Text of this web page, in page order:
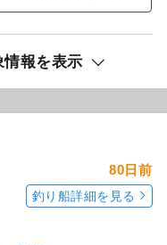
報を表示
80日前
釣り船詳細を見る